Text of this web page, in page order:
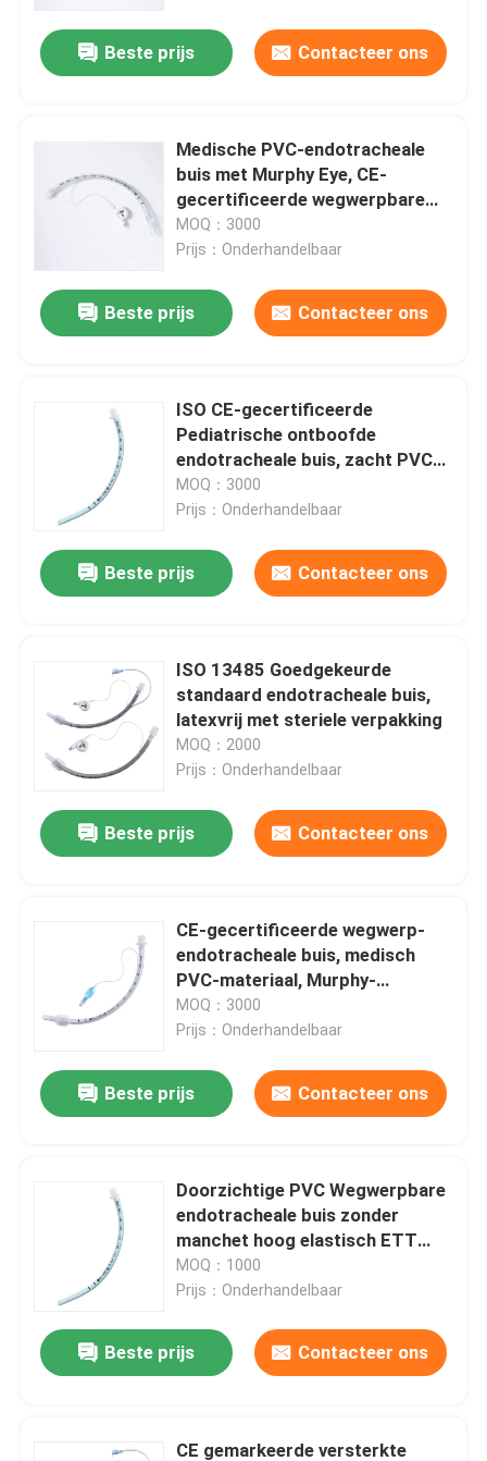
Over ons
Kwaliteitscontrole
Contacteer ons
nieuws
Alle Gevallen
Vraag een offerte aan
Nasopharyngeal Luchtroutebuis
Beschikbare Endotracheal Buis
Dubbele Lumen Luchtpijptak
De Manometer van de manchetdruk
Bronchiale Blocker Buis
Zuig katheter
Oropharyngeal Luchtroutebuis
Persoonlijk beschermingsmiddelppe
Verdoofingsmiddelen
Endotracheale buiscomponenten
Beste prijs Contacteer ons
Medische PVC-endotracheale
buis met Murphy Eye, CE-
gecertificeerde wegwerpbare
tracheale intubatiebuis
MOQ：3000
Prijs：Onderhandelbaar
Beste prijs Contacteer ons
ISO CE-gecertificeerde
Pediatrische ontboofde
endotracheale buis, zacht PVC
voor neonataal gebruik
MOQ：3000
Prijs：Onderhandelbaar
Beste prijs Contacteer ons
ISO 13485 Goedgekeurde
standaard endotracheale buis,
latexvrij met steriele verpakking
MOQ：2000
Prijs：Onderhandelbaar
Beste prijs Contacteer ons
CE-gecertificeerde wegwerp-
endotracheale buis, medisch
PVC-materiaal, Murphy-
oogontwerp voor klinisch
luchtwegbeheer
MOQ：3000
Prijs：Onderhandelbaar
Beste prijs Contacteer ons
Doorzichtige PVC Wegwerpbare
endotracheale buis zonder
manchet hoog elastisch ETT
voor kinderen
MOQ：1000
Prijs：Onderhandelbaar
Beste prijs Contacteer ons
CE gemarkeerde versterkte